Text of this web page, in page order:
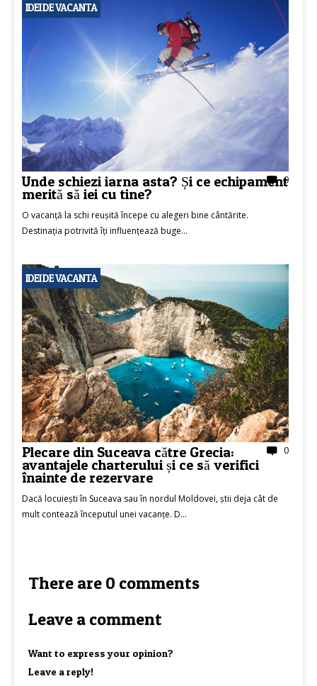
IDEI DE VACANTA
0
Unde schiezi iarna asta? Și ce echipament
merită să iei cu tine?
O vacanță la schi reușită începe cu alegeri bine cântărite.
Destinația potrivită îți influențează buge...
IDEI DE VACANTA
0
Plecare din Suceava către Grecia:
avantajele charterului și ce să verifici
înainte de rezervare
Dacă locuiești în Suceava sau în nordul Moldovei, știi deja cât de
mult contează începutul unei vacanțe. D...
There are 0 comments
Leave a comment
Want to express your opinion?
Leave a reply!